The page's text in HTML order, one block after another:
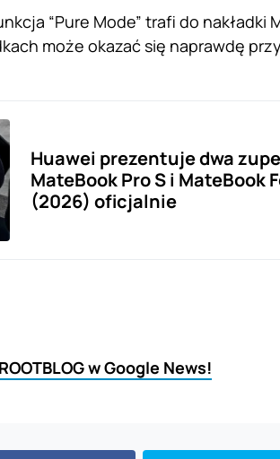
“Pure Mode” trafi do nakładki
może okazać się naprawdę
Huawei prezentuje dwa
MateBook Pro S i MateBook
(2026) oficjalnie
w Google News!